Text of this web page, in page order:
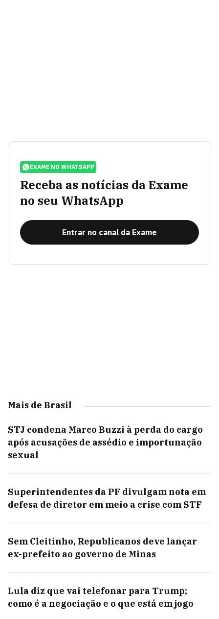
EXAME NO WHATSAPP
Receba as notícias da Exame
no seu WhatsApp
Entrar no canal da Exame
Mais de Brasil
STJ condena Marco Buzzi à perda do cargo
após acusações de assédio e importunação
sexual
Superintendentes da PF divulgam nota em
defesa de diretor em meio a crise com STF
Sem Cleitinho, Republicanos deve lançar
ex-prefeito ao governo de Minas
Lula diz que vai telefonar para Trump;
como é a negociação e o que está em jogo